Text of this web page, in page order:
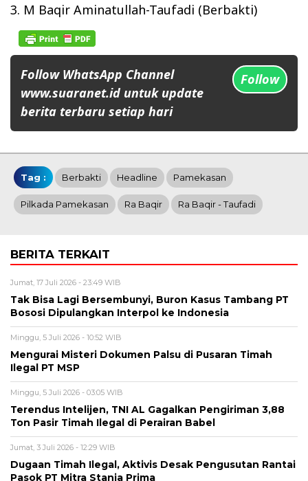
3. M Baqir Aminatullah-Taufadi (Berbakti)
Follow WhatsApp Channel
www.suaranet.id untuk update
berita terbaru setiap hari
Follow
Tag : Berbakti Headline Pamekasan
Pilkada Pamekasan Ra Baqir Ra Baqir - Taufadi
BERITA TERKAIT
Jumat, 17 Juli 2026 - 23:49 WIB
Tak Bisa Lagi Bersembunyi, Buron Kasus Tambang PT
Bososi Dipulangkan Interpol ke Indonesia
Minggu, 5 Juli 2026 - 10:52 WIB
Mengurai Misteri Dokumen Palsu di Pusaran Timah
Ilegal PT MSP
Minggu, 5 Juli 2026 - 03:05 WIB
Terendus Intelijen, TNI AL Gagalkan Pengiriman 3,88
Ton Pasir Timah Ilegal di Perairan Babel
Jumat, 3 Juli 2026 - 12:29 WIB
Dugaan Timah Ilegal, Aktivis Desak Pengusutan Rantai
Pasok PT Mitra Stania Prima